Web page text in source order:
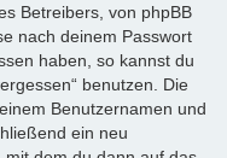
Betreibers, von phpBB
nach deinem Passwort
haben, so kannst du
benutzen. Die
Benutzernamen und
ein neu